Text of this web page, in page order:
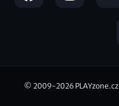
© 2009-2026 PLAYzone.cz